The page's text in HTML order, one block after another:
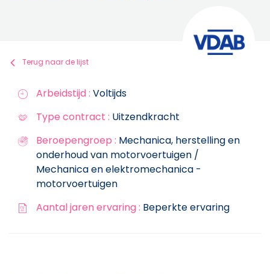
Terug naar de lijst
Arbeidstijd : Voltijds
Type contract : Uitzendkracht
Beroepengroep : Mechanica, herstelling en
onderhoud van motorvoertuigen /
Mechanica en elektromechanica -
motorvoertuigen
Aantal jaren ervaring : Beperkte ervaring